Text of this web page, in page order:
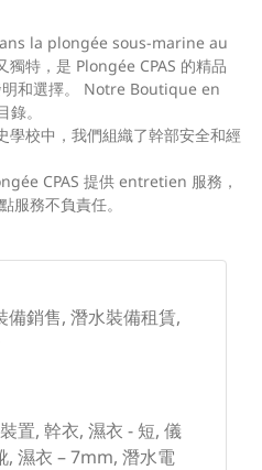
la plongée sous-marine au
特，是 Plongée CPAS 的精品
明和選擇。 Notre Boutique en
。
學校中，我們組織了幹部安全和經
CPAS 提供 entretien 服務，
務不負責任。
備銷售, 潛水裝備租賃,
置, 幹衣, 濕衣 - 短, 儀
, 濕衣 – 7mm, 潛水電